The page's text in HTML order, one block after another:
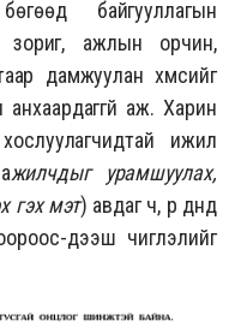
байгууллагын
зориг, ажлын орчин,
дамжуулан хүмүүсийг
аж. Харин
ижил
жилчдыг урамшуулах,
гэх мэт) авдаг ч, үр дүнд
дээш чиглэлийг